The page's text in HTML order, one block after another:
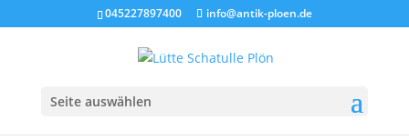
045227897400 info@antik-ploen.de
Seite auswählen